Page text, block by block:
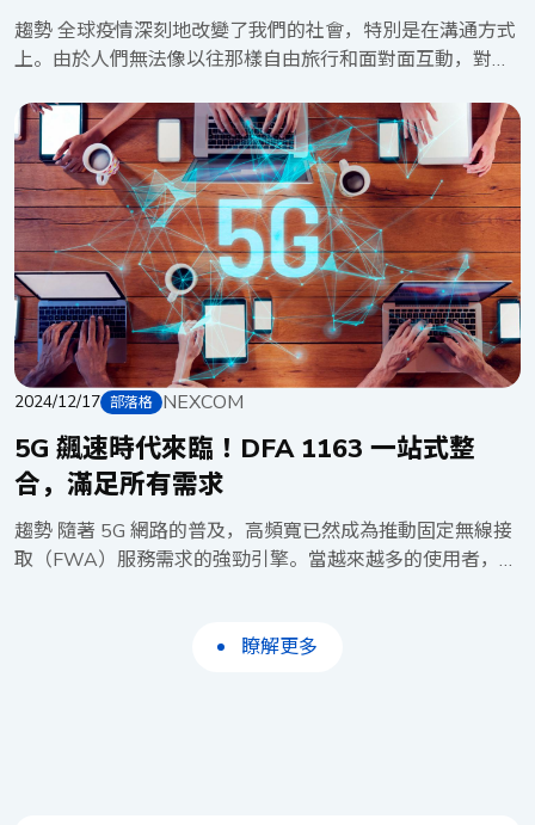
路基礎設施的穩定性至關重要。特別是在高度自動化的製造
環境中，任何形式的停機都可能造成重大損失，因此確保系
統的持續運作更是首要之務。 挑戰 然而，在私有網路中實
施健全的網路安全措施並非易事，其挑戰在於跨越不同協定
與資源，整合複雜的技術和政策。 在製造環境中，必須持
續監控營運指標、機器效能日誌、即時感測器讀數等多元資
料。這些資料格式各異，且來自物聯網（IoT）裝置、工業
控制系統、企業資源規劃軟體等多重來源。 為實現智慧工
廠，IT/OT 基礎設施的無縫連接與整合，以及資料的有效收
集、傳輸和清理至關重要。當需要 AI 訓練模型和商業智慧應
用程式輔助決策時，此重要性更為凸顯。 另一項挑戰是在
安全措施和營運效率之間取得平衡，尤其在智慧製造等對正
常運行時間和效能要求極高的環境中。因此，必須優化軟體
驅動加密加速技術的實施，以確保網路運作順暢，避免延遲
或瓶頸。 NEXCOM 解決方案 NEXCOM 的 DNA 140 是一
款精巧的 AI-in-a-Box 網路設備，基於最新的 Intel Atom®
x7433RE 處理器（代號 Amston Lake）構建，針對邊緣運
算和軟體定義網路進行了優化。它解鎖了更智慧的雲端安全
服務，確保跨使用者、裝置、應用程式和物聯網的一致政策
執行和存取控制。 DNA 140 配備四個 2.5GbE LAN 連接
30W（802.3at）的功率，顯著簡化了連接裝置的安裝和管
趨勢 全球疫情深刻地改變了我們的社會，特別是在溝通方式
上。由於人們無法像以往那樣自由旅行和面對面互動，對於
成為我們日常生活中的新常態。此時，5G 寬頻的出現恰如
其分，能夠有效處理 IT 網路中龐大的數據流量。5G
FWA（固定無線接取）技術提供了一種無線寬頻連接的替代
方案，不僅能取代傳統需要耗費大量時間和資金建置電纜基
礎設施的有線連接，更具備 5G 的所有關鍵優勢：高頻寬、
高可靠性和低延遲 更高的頻寬，意味著更多人能同時進行
流暢的視訊會議、舉辦無延遲的網路研討會，甚至享受高品
質的 Netflix 或 YouTube 影音串流，徹底擺脫以往四處尋找
訊號良好位置的困擾。而更低的延遲，則讓資訊傳輸速度趨
近即時，進一步將更多關鍵任務轉移至線上處理，提升整體
效率。 面對瞬息萬變的 IT 基礎設施環境，營運商與企業專
業人士始終致力於尋找更優質的替代方案，期能以最合理的
預算，部署最高效的設備。 挑戰 傳統的客戶端設備
（CPE）已難以滿足具備軟體定義網路（SDN）/網路功能虛
擬化（NFV）功能的 5G 網路需求。這些傳統的 CPE 通常透
過安裝於客戶端場所的固定功能專用硬體提供服務，不僅管
理複雜、升級成本高昂，且受限於特定廠商的配置，在當今
負擔。 通用客戶端設備（uCPE）使網路平台供應商與系統
整合商得以利用軟體驅動的虛擬網路功能，快速部署託管服
2024/12/17 部落格 NEXCOM
5G 飆速時代來臨！DFA 1163 一站式整
合，滿足所有需求
趨勢 隨著 5G 網路的普及，高頻寬已然成為推動固定無線接
取（FWA）服務需求的強勁引擎。當越來越多的使用者，在
在家庭用戶間悄然蔓延，更逐步滲透至中小企業（SMB）的
瞭解更多